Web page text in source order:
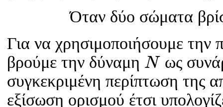
Όταν δύο σώματα
Για να χρησιμοποιήσουμε
βρούμε την δύναμη N
N ως
συγκεκριμένη περίπτωση
εξίσωση ορισμού έτσι